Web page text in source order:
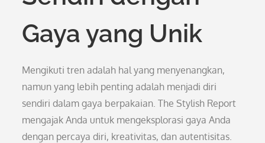
Gaya yang Unik
Mengikuti tren adalah hal yang menyenangkan,
namun yang lebih penting adalah menjadi diri
sendiri dalam gaya berpakaian. The Stylish Report
mengajak Anda untuk mengeksplorasi gaya Anda
dengan percaya diri, kreativitas, dan autentisitas.